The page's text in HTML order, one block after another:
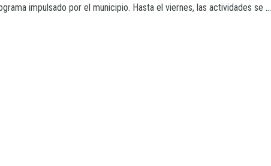
impulsado por el municipio. Hasta el viernes, las actividades se ...